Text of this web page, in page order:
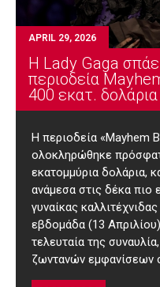
APRIL 29, 2026
Η Lady Gaga
περιοδεία
400 εκατ. δολάρια
Η περιοδεία «Mayhem
ολοκληρώθηκε
εκατομμύρια δολάρια,
ανάμεσα στις δέκα πιο
γυναίκας
εβδομάδα (13
τελευταία της
ζωντανών εμφανίσεων